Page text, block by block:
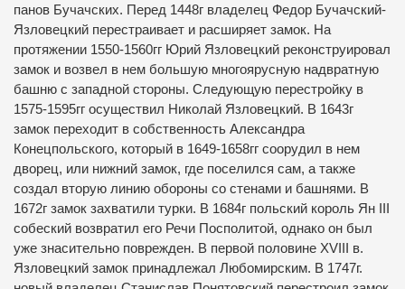
панов Бучачских. Перед 1448г владелец Федор Бучачский-
Язловецкий перестраивает и расширяет замок. На
протяжении 1550-1560гг Юрий Язловецкий реконструировал
замок и возвел в нем большую многоярусную надвратную
башню с западной стороны. Следующую перестройку в
1575-1595гг осуществил Николай Язловецкий. В 1643г
замок переходит в собственность Александра
Конецпольского, который в 1649-1658гг соорудил в нем
дворец, или нижний замок, где поселился сам, а также
создал вторую линию обороны со стенами и башнями. В
1672г замок захватили турки. В 1684г польский король Ян III
собеский возвратил его Речи Посполитой, однако он был
уже знасительно поврежден. В первой половине XVIII в.
Язловецкий замок принадлежал Любомирским. В 1747г.